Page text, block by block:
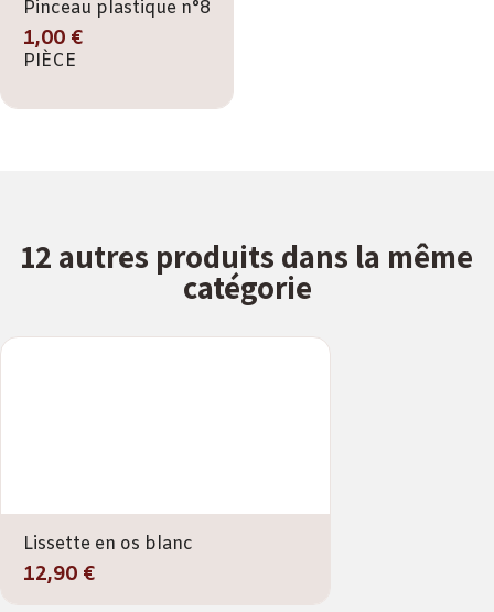
Pinceau plastique n°8
1,00 €
PIÈCE
12 autres produits dans la même
catégorie
Lissette en os blanc
12,90 €